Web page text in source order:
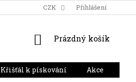
HODNOCENÍ OBCHODU
CZK Přihlášení
NÁKUPNÍ
Prázdný košík
Křišťál k pískování Akce